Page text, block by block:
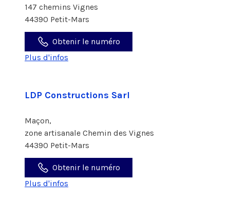
147 chemins Vignes
44390 Petit-Mars
Obtenir le numéro
Plus d'infos
LDP Constructions Sarl
Maçon,
zone artisanale Chemin des Vignes
44390 Petit-Mars
Obtenir le numéro
Plus d'infos